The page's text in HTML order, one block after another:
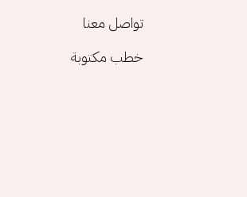
تواصل معنا
خطب مكتوبة